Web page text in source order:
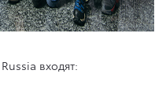
входят: